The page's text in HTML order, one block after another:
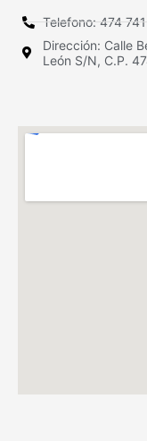
Telefono: 474
Dirección: Calle
León S/N, C.P.